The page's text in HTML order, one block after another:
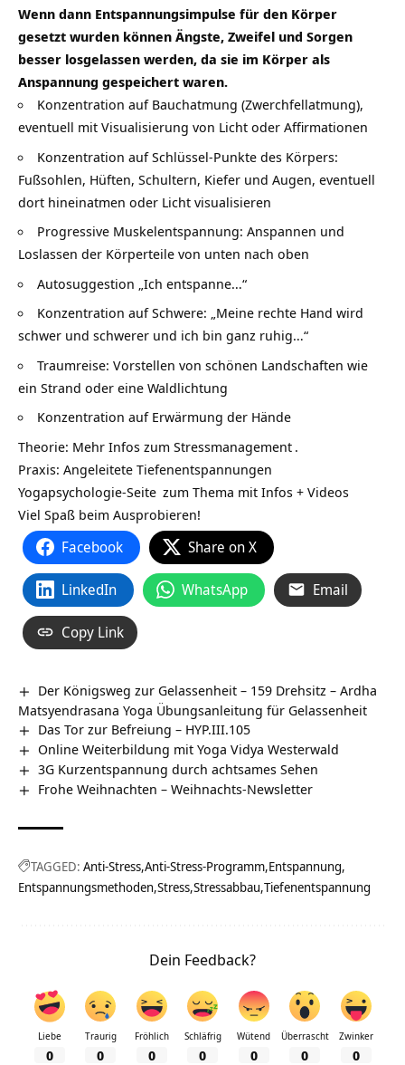
Wenn dann Entspannungsimpulse für den Körper
gesetzt wurden können Ängste, Zweifel und Sorgen
besser losgelassen werden, da sie im Körper als
Anspannung gespeichert waren.
Konzentration auf Bauchatmung (Zwerchfellatmung),
eventuell mit Visualisierung von Licht oder Affirmationen
Konzentration auf Schlüssel-Punkte des Körpers:
Fußsohlen, Hüften, Schultern, Kiefer und Augen, eventuell
dort hineinatmen oder Licht visualisieren
Progressive Muskelentspannung: Anspannen und
Loslassen der Körperteile von unten nach oben
Autosuggestion „Ich entspanne…“
Konzentration auf Schwere: „Meine rechte Hand wird
schwer und schwerer und ich bin ganz ruhig…“
Traumreise: Vorstellen von schönen Landschaften wie
ein Strand oder eine Waldlichtung
Konzentration auf Erwärmung der Hände
Theorie: Mehr Infos zum Stressmanagement .
Praxis: Angeleitete Tiefenentspannungen
Yogapsychologie-Seite zum Thema mit Infos + Videos
Viel Spaß beim Ausprobieren!
Facebook Share on X
LinkedIn WhatsApp Email
Copy Link
Der Königsweg zur Gelassenheit – 159 Drehsitz – Ardha
Matsyendrasana Yoga Übungsanleitung für Gelassenheit
Das Tor zur Befreiung – HYP.III.105
Online Weiterbildung mit Yoga Vidya Westerwald
3G Kurzentspannung durch achtsames Sehen
Frohe Weihnachten – Weihnachts-Newsletter
TAGGED: Anti-Stress Anti-Stress-Programm Entspannung
Entspannungsmethoden Stress Stressabbau Tiefenentspannung
Dein Feedback?
Liebe
0
Traurig
0
Fröhlich
0
Schläfrig
0
Wütend
0
Überrascht
0
Zwinker
0